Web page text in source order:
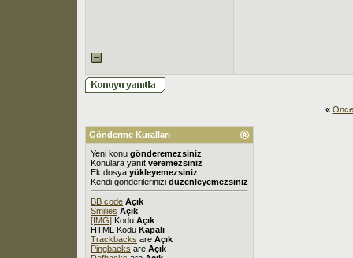
«
Gönderme Kuralları
Yeni konu gönderemezsiniz
Konulara yanıt veremezsiniz
Ek dosya yükleyemezsiniz
Kendi gönderilerinizi düzenleyemezsiniz
BB code Açık
Smilies Açık
[IMG] Kodu Açık
HTML Kodu Kapalı
Trackbacks are Açık
Pingbacks are Açık